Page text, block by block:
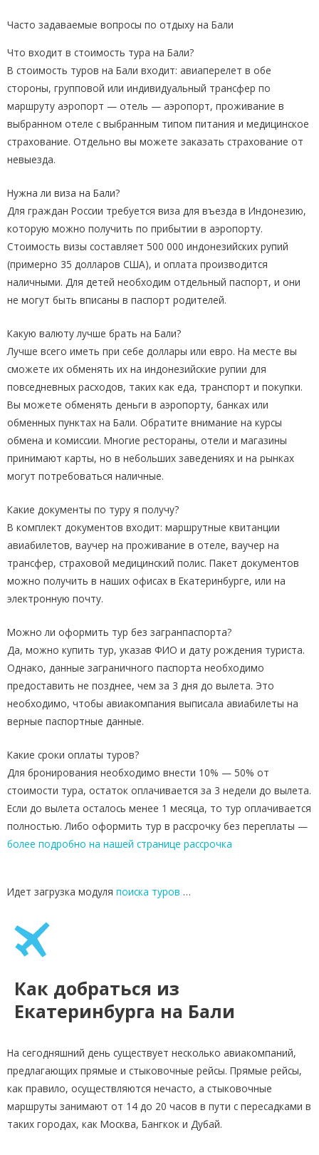
Часто задаваемые вопросы по отдыху на Бали
Что входит в стоимость тура на Бали?
В стоимость туров на Бали входит: авиаперелет в обе
стороны, групповой или индивидуальный трансфер по
маршруту аэропорт — отель — аэропорт, проживание в
выбранном отеле с выбранным типом питания и медицинское
страхование. Отдельно вы можете заказать страхование от
невыезда.
Нужна ли виза на Бали?
Для граждан России требуется виза для въезда в Индонезию,
которую можно получить по прибытии в аэропорту.
Стоимость визы составляет 500 000 индонезийских рупий
(примерно 35 долларов США), и оплата производится
наличными. Для детей необходим отдельный паспорт, и они
не могут быть вписаны в паспорт родителей.
Какую валюту лучше брать на Бали?
Лучше всего иметь при себе доллары или евро. На месте вы
сможете их обменять их на индонезийские рупии для
повседневных расходов, таких как еда, транспорт и покупки.
Вы можете обменять деньги в аэропорту, банках или
обменных пунктах на Бали. Обратите внимание на курсы
обмена и комиссии. Многие рестораны, отели и магазины
принимают карты, но в небольших заведениях и на рынках
могут потребоваться наличные.
Какие документы по туру я получу?
В комплект документов входит: маршрутные квитанции
авиабилетов, ваучер на проживание в отеле, ваучер на
трансфер, страховой медицинский полис. Пакет документов
можно получить в наших офисах в Екатеринбурге, или на
электронную почту.
Можно ли оформить тур без загранпаспорта?
Да, можно купить тур, указав ФИО и дату рождения туриста.
Однако, данные заграничного паспорта необходимо
предоставить не позднее, чем за 3 дня до вылета. Это
необходимо, чтобы авиакомпания выписала авиабилеты на
верные паспортные данные.
Какие сроки оплаты туров?
Для бронирования необходимо внести 10% — 50% от
стоимости тура, остаток оплачивается за 3 недели до вылета.
Если до вылета осталось менее 1 месяца, то тур оплачивается
полностью. Либо оформить тур в рассрочку без переплаты —
более подробно на нашей странице рассрочка
Идет загрузка модуля поиска туров …
Как добраться из
Екатеринбурга на Бали
На сегодняшний день существует несколько авиакомпаний,
предлагающих прямые и стыковочные рейсы. Прямые рейсы,
как правило, осуществляются нечасто, а стыковочные
маршруты занимают от 14 до 20 часов в пути с пересадками в
таких городах, как Москва, Бангкок и Дубай.